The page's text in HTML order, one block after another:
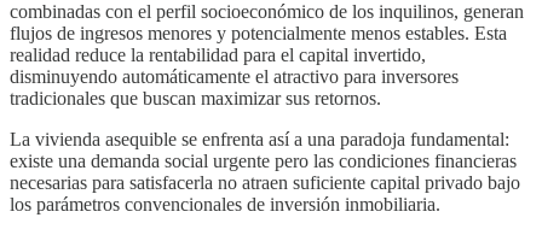
combinadas con el perfil socioeconómico de los inquilinos, generan
flujos de ingresos menores y potencialmente menos estables. Esta
realidad reduce la rentabilidad para el capital invertido,
disminuyendo automáticamente el atractivo para inversores
tradicionales que buscan maximizar sus retornos.
La vivienda asequible se enfrenta así a una paradoja fundamental:
existe una demanda social urgente pero las condiciones financieras
necesarias para satisfacerla no atraen suficiente capital privado bajo
los parámetros convencionales de inversión inmobiliaria.